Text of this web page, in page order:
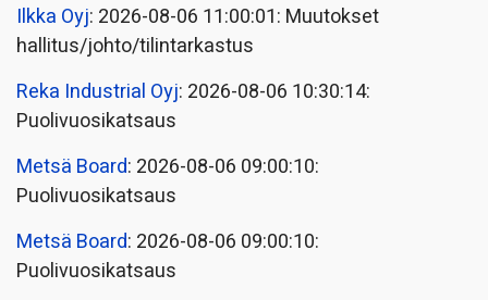
Ilkka Oyj: 2026-08-06 11:00:01: Muutokset
hallitus/johto/tilintarkastus
Reka Industrial Oyj: 2026-08-06 10:30:14:
Puolivuosikatsaus
Metsä Board: 2026-08-06 09:00:10:
Puolivuosikatsaus
Metsä Board: 2026-08-06 09:00:10:
Puolivuosikatsaus